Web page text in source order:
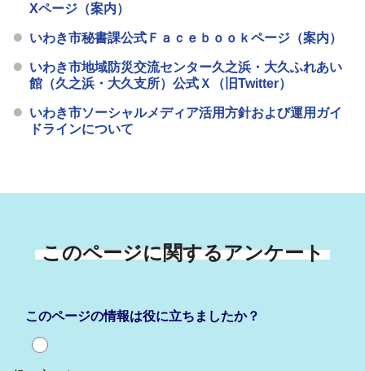
Xページ（案内）
いわき市秘書課公式Ｆａｃｅｂｏｏｋページ（案内）
いわき市地域防災交流センター久之浜・大久ふれあい
館（久之浜・大久支所）公式Ｘ（旧Twitter）
いわき市ソーシャルメディア活用方針および運用ガイ
ドラインについて
このページに関するアンケート
このページの情報は役に立ちましたか？